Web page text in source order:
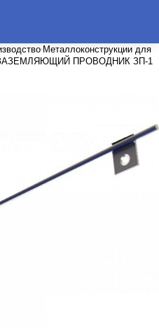
Металлоконструкции для
ПРОВОДНИК ЗП-1